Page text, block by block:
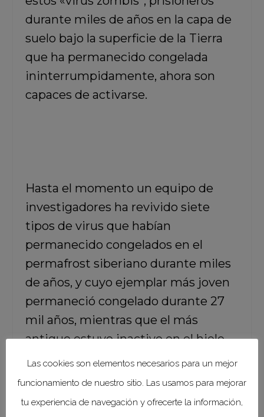
durante miles de años en la capa de
suelo bajo la superficie de la Tierra
que ha permanecido congelada
ininterrumpidamente, ahora son
capaces de activarse.
Hasta el momento un equipo de
investigadores ha revivido siete
tipos de virus que habían
permanecido congelados en el
permafrost siberiano durante miles
de años, y cuyo ejemplar más joven
permaneció congelado durante 27
mil años, mientras que el más
antiguo estuvo inactivo en el hielo
durante 48 mil 500 años,
posicionándolo como el virus más
antiguo resucitado hasta el
Las cookies son elementos necesarios para un mejor
funcionamiento de nuestro sitio. Las usamos para mejorar
tu experiencia de navegación y ofrecerte la información,